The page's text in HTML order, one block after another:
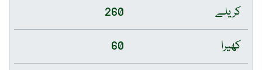
کریلے
260
کھیرا
60